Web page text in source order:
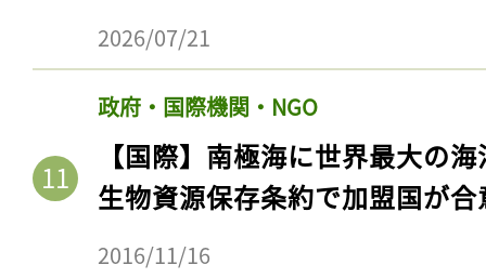
2026/07/21
政府・国際機関・NGO
【国際】南極海に世界最大の
生物資源保存条約で加盟国が合
2016/11/16